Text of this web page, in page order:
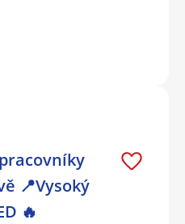
📍Vysoký
🔥